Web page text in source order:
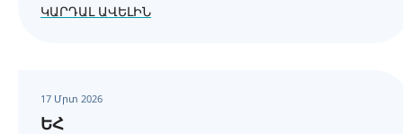
հասանելիության և էներգետիկ
ԿԱՐԴԱԼ ԱՎԵԼԻՆ
17 Մրտ 2026
ԵՀ